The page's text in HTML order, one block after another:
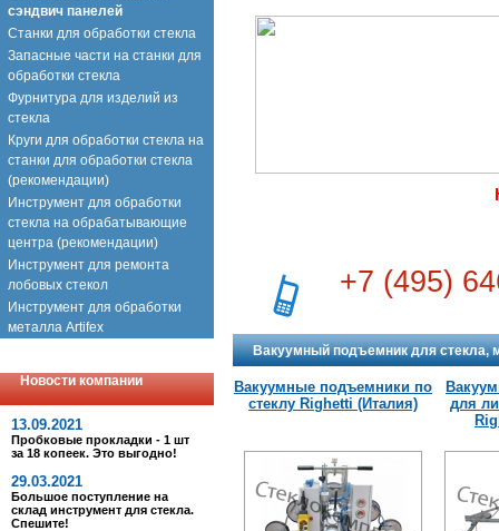
сэндвич панелей
Станки для обработки стекла
Запасные части на станки для
обработки стекла
Фурнитура для изделий из
стекла
Круги для обработки стекла на
станки для обработки стекла
(рекомендации)
Инструмент для обработки
стекла на обрабатывающие
центра (рекомендации)
Инструмент для ремонта
лобовых стекол
Инструмент для обработки
металла Artifex
Новости компании
13.09.2021
Пробковые прокладки - 1 шт
за 18 копеек. Это выгодно!
29.03.2021
Большое поступление на
склад инструмент для стекла.
Спешите!
+7 (495)
Вакуумный подъемник для стекла,
Вакуумные подъемники по
стеклу Righetti (Италия)
для